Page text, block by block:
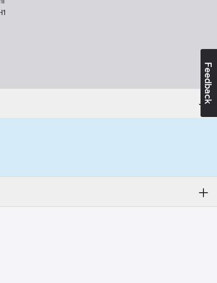
Feedback